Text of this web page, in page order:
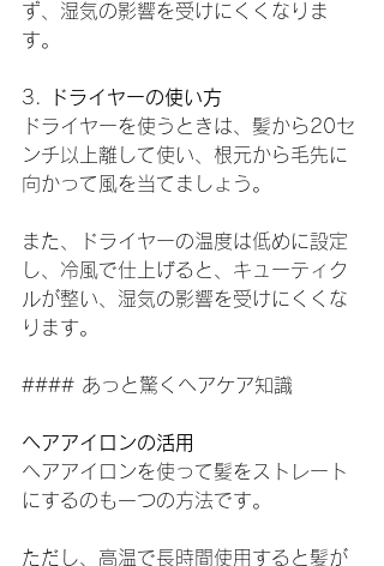
ず、湿気の影響を受けにくくなりま
す。
3.
ドライヤーの使い方
ドライヤーを使うときは、髪から20セ
ンチ以上離して使い、根元から毛先に
向かって風を当てましょう。
また、ドライヤーの温度は低めに設定
し、冷風で仕上げると、キューティク
ルが整い、湿気の影響を受けにくくな
ります。
#### あっと驚くヘアケア知識
ヘアアイロンの活用
ヘアアイロンを使って髪をストレート
にするのも一つの方法です。
ただし、高温で長時間使用すると髪が